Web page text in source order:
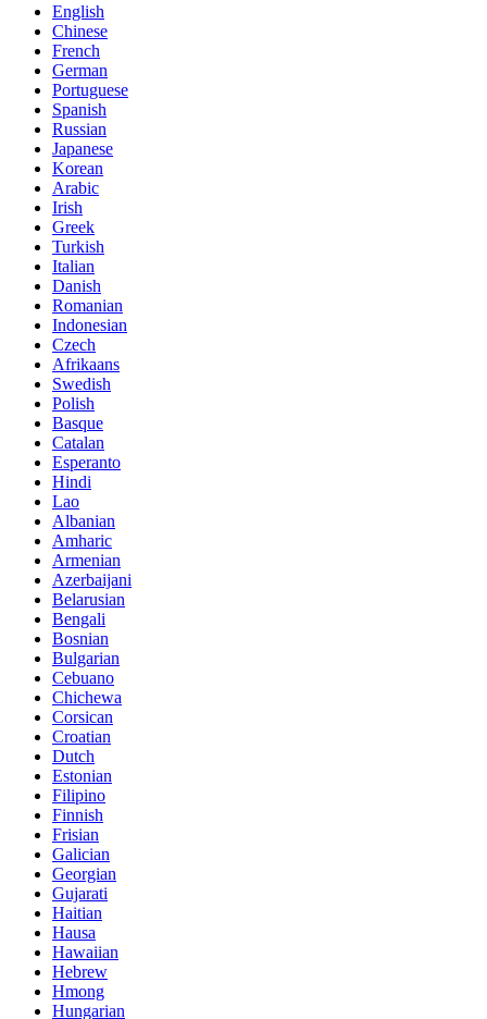
English
Chinese
French
German
Portuguese
Spanish
Russian
Japanese
Korean
Arabic
Irish
Greek
Turkish
Italian
Danish
Romanian
Indonesian
Czech
Afrikaans
Swedish
Polish
Basque
Catalan
Esperanto
Hindi
Lao
Albanian
Amharic
Armenian
Azerbaijani
Belarusian
Bengali
Bosnian
Bulgarian
Cebuano
Chichewa
Corsican
Croatian
Dutch
Estonian
Filipino
Finnish
Frisian
Galician
Georgian
Gujarati
Haitian
Hausa
Hawaiian
Hebrew
Hmong
Hungarian